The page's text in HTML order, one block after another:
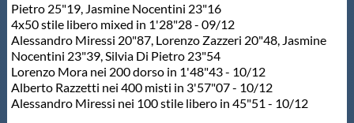
Pietro 25"19, Jasmine Nocentini 23"16
4x50 stile libero mixed in 1'28"28 - 09/12
Alessandro Miressi 20"87, Lorenzo Zazzeri 20"48, Jasmine
Nocentini 23"39, Silvia Di Pietro 23"54
Lorenzo Mora nei 200 dorso in 1'48"43 - 10/12
Alberto Razzetti nei 400 misti in 3'57"07 - 10/12
Alessandro Miressi nei 100 stile libero in 45"51 - 10/12